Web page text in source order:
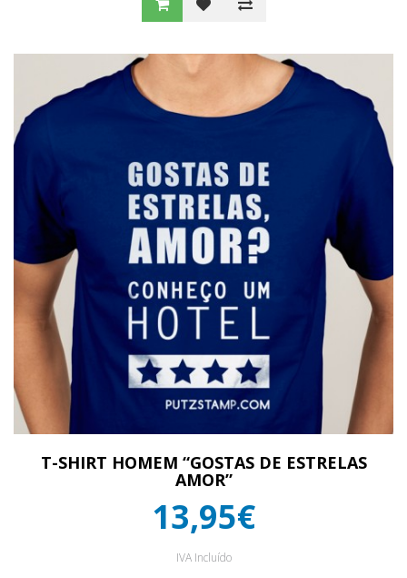
T-SHIRT HOMEM “GOSTAS DE ESTRELAS
AMOR”
13,95€
IVA Incluído